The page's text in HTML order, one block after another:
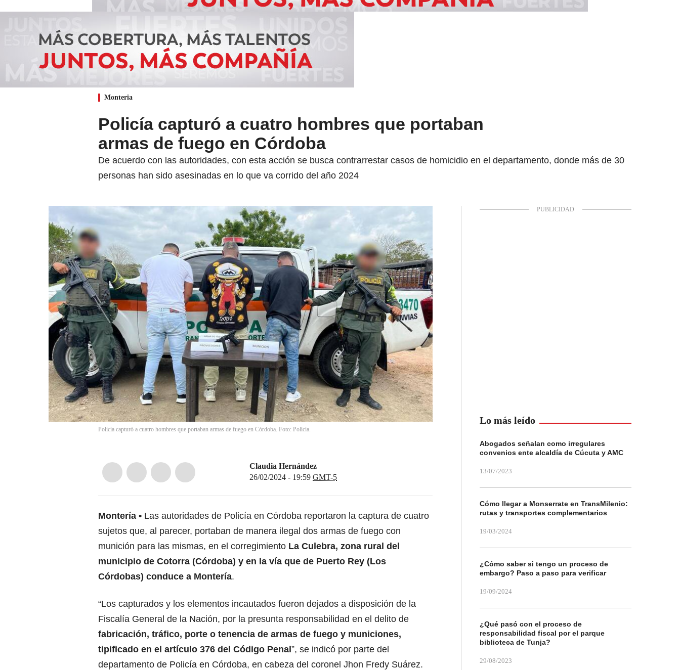
Monteria
Policía capturó a cuatro hombres que portaban
armas de fuego en Córdoba
De acuerdo con las autoridades, con esta acción se busca contrarrestar casos de homicidio en el departamento, donde más de 30
personas han sido asesinadas en lo que va corrido del año 2024
Policía capturó a cuatro hombres que portaban armas de fuego en Córdoba. Foto: Policía.
Claudia Hernández
26/02/2024 - 19:59 GMT-5
Montería
Las autoridades de Policía en Córdoba reportaron la captura de cuatro
sujetos que, al parecer, portaban de manera ilegal dos armas de fuego con
munición para las mismas, en el corregimiento La Culebra, zona rural del
municipio de Cotorra (Córdoba) y en la vía que de Puerto Rey (Los
Córdobas) conduce a Montería.
“Los capturados y los elementos incautados fueron dejados a disposición de la
Fiscalía General de la Nación, por la presunta responsabilidad en el delito de
fabricación, tráfico, porte o tenencia de armas de fuego y municiones,
tipificado en el artículo 376 del Código Penal”, se indicó por parte del
departamento de Policía en Córdoba, en cabeza del coronel Jhon Fredy Suárez.
Lo más leído
Abogados señalan como irregulares
convenios ente alcaldía de Cúcuta y AMC
13/07/2023
Cómo llegar a Monserrate en TransMilenio:
rutas y transportes complementarios
19/03/2024
¿Cómo saber si tengo un proceso de
embargo? Paso a paso para verificar
19/09/2024
¿Qué pasó con el proceso de
responsabilidad fiscal por el parque
biblioteca de Tunja?
29/08/2023